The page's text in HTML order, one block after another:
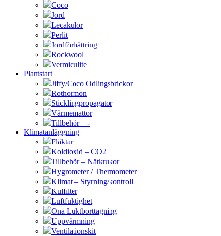
Coco
Jord
Lecakulor
Perlit
Jordförbättring
Rockwool
Vermiculite
Plantstart
Jiffy/Coco Odlingsbrickor
Rothormon
Sticklingpropagator
Värmemattor
Tillbehör—-
Klimatanläggning
Fläktar
Koldioxid – CO2
Tillbehör – Nätkrukor
Hygrometer / Thermometer
Klimat – Styrning/kontroll
Kulfilter
Luftfuktighet
Ona Luktborttagning
Uppvärmning
Ventilationskit